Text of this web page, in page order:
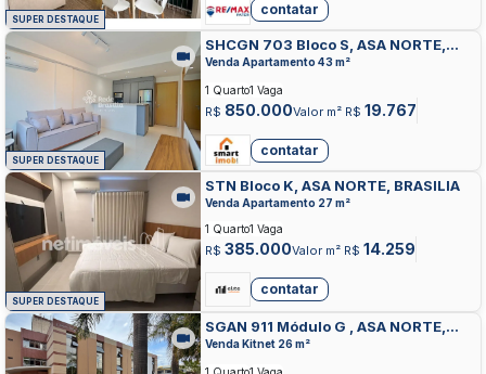
SUPER DESTAQUE
contatar
SUPER DESTAQUE
SHCGN 703 Bloco S, ASA NORTE,
BRASILIA
Venda Apartamento 43 m²
R$ 850.000Valor m² R$ 19.767
1 Quarto1 Vaga
contatar
SUPER DESTAQUE
STN Bloco K, ASA NORTE, BRASILIA
Venda Apartamento 27 m²
R$ 385.000Valor m² R$ 14.259
1 Quarto1 Vaga
contatar
SGAN 911 Módulo G , ASA NORTE,
BRASILIA
Venda Kitnet 26 m²